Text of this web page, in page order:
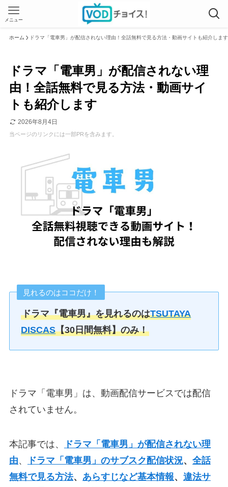
メニュー
ホーム ドラマ「電車男」が配信されない理由！全話無料で見る方法・動画サイトも紹介します
ドラマ「電車男」が配信されない理
由！全話無料で見る方法・動画サイ
トも紹介します
2026年8月4日
当ページのリンクには一部PRを含みます。
見れるのはココだけ！
ドラマ『電車男』を見れるのはTSUTAYA
DISCAS【30日間無料】のみ！
ドラマ「電車男」は、動画配信サービスでは配信
されていません。
本記事では、
ドラマ「電車男」が配信されない理
由、 ドラマ「電車男」のサブスク配信状況、 全話
無料で見る方法、 あらすじなど基本情報、 違法サ